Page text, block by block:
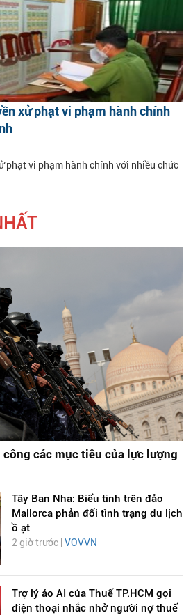
xử phạt vi phạm hành chính
phạt vi phạm hành chính với nhiều chức
công các mục tiêu của lực lượng
Tây Ban Nha: Biểu tình trên đảo
Mallorca phản đối tình trạng du lịch
ồ ạt
2 giờ trước | VOVVN
Trợ lý ảo AI của Thuế TP.HCM gọi
điện thoại nhắc nhở người nợ thuế